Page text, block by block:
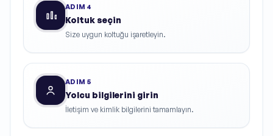
ADIM 4
Koltuk seçin
Size uygun koltuğu işaretleyin.
ADIM 5
Yolcu bilgilerini girin
İletişim ve kimlik bilgilerini tamamlayın.